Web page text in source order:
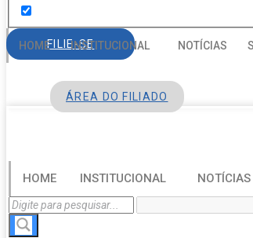
HOME INSTITUCIONAL NOTÍCIAS
FILIE-SE
ÁREA DO FILIADO
HOME INSTITUCIONAL NOTÍCIAS